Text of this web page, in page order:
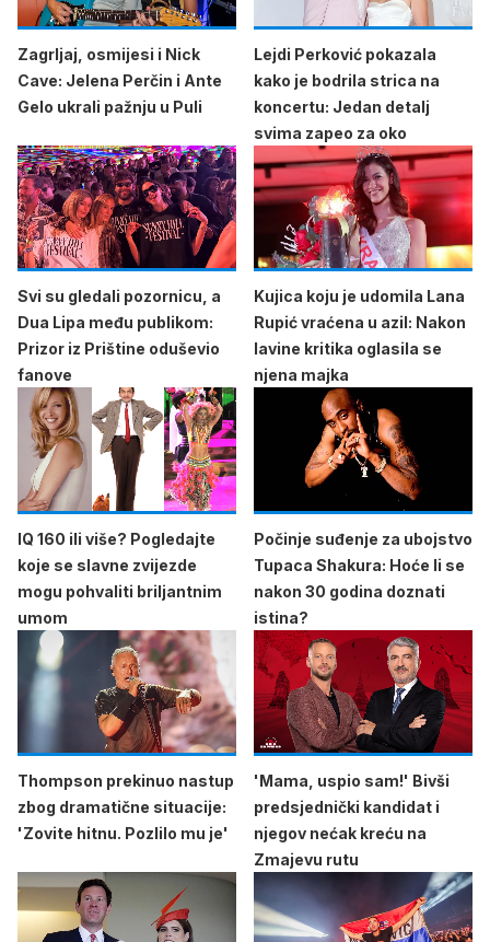
Zagrljaj, osmijesi i Nick
Cave: Jelena Perčin i Ante
Gelo ukrali pažnju u Puli
Lejdi Perković pokazala
kako je bodrila strica na
koncertu: Jedan detalj
svima zapeo za oko
Svi su gledali pozornicu, a
Dua Lipa među publikom:
Prizor iz Prištine oduševio
fanove
Kujica koju je udomila Lana
Rupić vraćena u azil: Nakon
lavine kritika oglasila se
njena majka
IQ 160 ili više? Pogledajte
koje se slavne zvijezde
mogu pohvaliti briljantnim
umom
Počinje suđenje za ubojstvo
Tupaca Shakura: Hoće li se
nakon 30 godina doznati
istina?
Thompson prekinuo nastup
zbog dramatične situacije:
'Zovite hitnu. Pozlilo mu je'
'Mama, uspio sam!' Bivši
predsjednički kandidat i
njegov nećak kreću na
Zmajevu rutu